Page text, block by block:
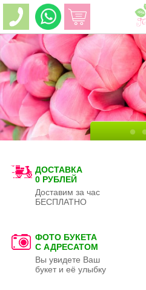
ДОСТАВКА
0 РУБЛЕЙ
Доставим за час
БЕСПЛАТНО
ФОТО БУКЕТА
С АДРЕСАТОМ
Вы увидете Ваш
букет и её улыбку